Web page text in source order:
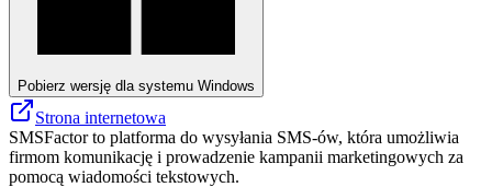
Pobierz wersję dla systemu Windows
Strona internetowa
SMSFactor to platforma do wysyłania SMS-ów, która umożliwia
firmom komunikację i prowadzenie kampanii marketingowych za
pomocą wiadomości tekstowych.